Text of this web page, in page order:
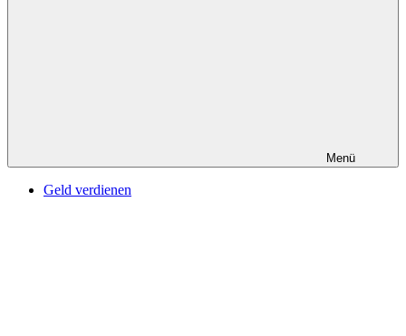
Menü
Geld verdienen